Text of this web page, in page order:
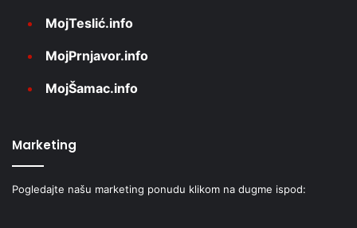
MojTeslić.info
MojPrnjavor.info
MojŠamac.info
Marketing
Pogledajte našu marketing ponudu klikom na dugme ispod: